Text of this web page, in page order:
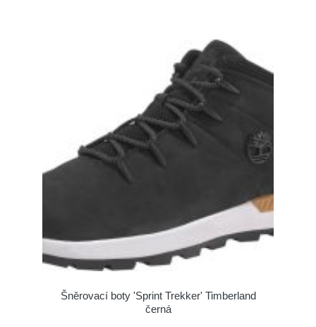
Šněrovací boty 'Sprint Trekker' Timberland
černá